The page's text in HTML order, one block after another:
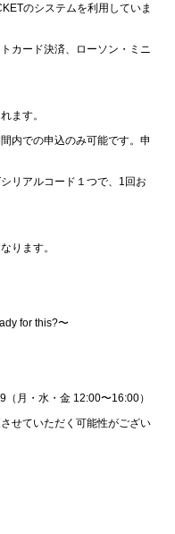
のシステムを利用していま
カード決済、ローソン・ミニ
ます。
内での申込のみ可能です。申
リアルコード１つで、1回お
ります。
for this?〜
月・水・金 12:00〜16:00）
せていただく可能性がござい